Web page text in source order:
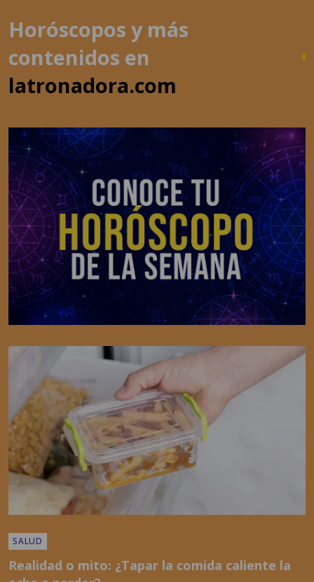
Horóscopos y más
contenidos en
latronadora.com
SALUD
Realidad o mito: ¿Tapar la comida caliente la